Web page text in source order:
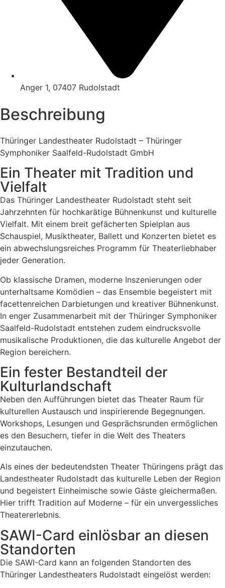
Anger 1, 07407 Rudolstadt
Beschreibung
Thüringer Landestheater Rudolstadt – Thüringer
Symphoniker Saalfeld-Rudolstadt GmbH
Ein Theater mit Tradition und
Vielfalt
Das Thüringer Landestheater Rudolstadt steht seit
Jahrzehnten für hochkarätige Bühnenkunst und kulturelle
Vielfalt. Mit einem breit gefächerten Spielplan aus
Schauspiel, Musiktheater, Ballett und Konzerten bietet es
ein abwechslungsreiches Programm für Theaterliebhaber
jeder Generation.
Ob klassische Dramen, moderne Inszenierungen oder
unterhaltsame Komödien – das Ensemble begeistert mit
facettenreichen Darbietungen und kreativer Bühnenkunst.
In enger Zusammenarbeit mit der Thüringer Symphoniker
Saalfeld-Rudolstadt entstehen zudem eindrucksvolle
musikalische Produktionen, die das kulturelle Angebot der
Region bereichern.
Ein fester Bestandteil der
Kulturlandschaft
Neben den Aufführungen bietet das Theater Raum für
kulturellen Austausch und inspirierende Begegnungen.
Workshops, Lesungen und Gesprächsrunden ermöglichen
es den Besuchern, tiefer in die Welt des Theaters
einzutauchen.
Als eines der bedeutendsten Theater Thüringens prägt das
Landestheater Rudolstadt das kulturelle Leben der Region
und begeistert Einheimische sowie Gäste gleichermaßen.
Hier trifft Tradition auf Moderne – für ein unvergessliches
Theatererlebnis.
SAWI-Card einlösbar an diesen
Standorten
Die SAWI-Card kann an folgenden Standorten des
Thüringer Landestheaters Rudolstadt eingelöst werden: